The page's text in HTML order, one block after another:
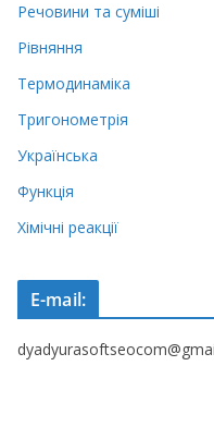
Речовини та суміші
Рівняння
Термодинаміка
Тригонометрія
Українська
Функція
Хімічні реакції
E-mail: